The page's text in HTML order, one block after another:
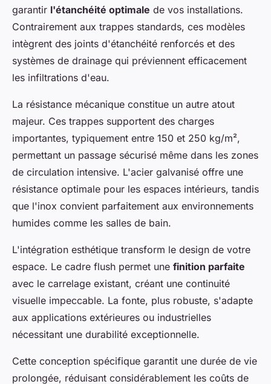
garantir l'étanchéité optimale de vos installations.
Contrairement aux trappes standards, ces modèles
intègrent des joints d'étanchéité renforcés et des
systèmes de drainage qui préviennent efficacement
les infiltrations d'eau.
La résistance mécanique constitue un autre atout
majeur. Ces trappes supportent des charges
importantes, typiquement entre 150 et 250 kg/m²,
permettant un passage sécurisé même dans les zones
de circulation intensive. L'acier galvanisé offre une
résistance optimale pour les espaces intérieurs, tandis
que l'inox convient parfaitement aux environnements
humides comme les salles de bain.
L'intégration esthétique transform le design de votre
espace. Le cadre flush permet une finition parfaite
avec le carrelage existant, créant une continuité
visuelle impeccable. La fonte, plus robuste, s'adapte
aux applications extérieures ou industrielles
nécessitant une durabilité exceptionnelle.
Cette conception spécifique garantit une durée de vie
prolongée, réduisant considérablement les coûts de